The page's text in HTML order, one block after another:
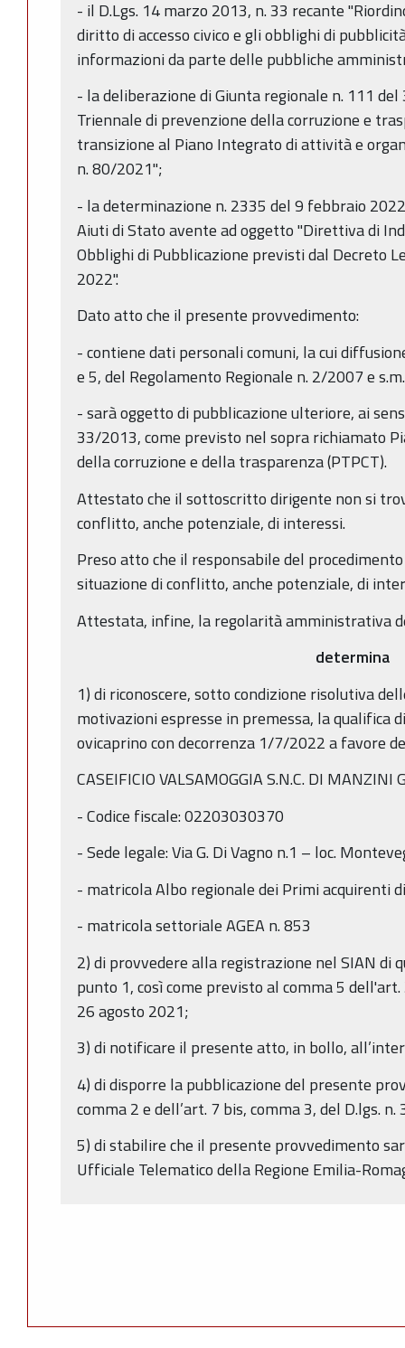
- il D.Lgs. 14 marzo 2013, n. 33 recante
diritto di accesso civico e gli obblighi di
informazioni da parte delle pubbliche
- la deliberazione di Giunta regionale n. 111
Triennale di prevenzione della corruzione e
transizione al Piano Integrato di attività e
n. 80/2021";
- la determinazione n. 2335 del 9 febbraio
Aiuti di Stato avente ad oggetto "Direttiva di
Obblighi di Pubblicazione previsti dal Decreto
2022".
Dato atto che il presente provvedimento:
- contiene dati personali comuni, la cui
e 5, del Regolamento Regionale n. 2/2007 e
- sarà oggetto di pubblicazione ulteriore, ai
33/2013, come previsto nel sopra richiamato
della corruzione e della trasparenza (PTPCT).
Attestato che il sottoscritto dirigente non si
conflitto, anche potenziale, di interessi.
Preso atto che il responsabile del
situazione di conflitto, anche potenziale, di
Attestata, infine, la regolarità amministrativa
determina
1) di riconoscere, sotto condizione risolutiva
motivazioni espresse in premessa, la qualifica
ovicaprino con decorrenza 1/7/2022 a favore
CASEIFICIO VALSAMOGGIA S.N.C. DI MANZINI
- Codice fiscale: 02203030370
- Sede legale: Via G. Di Vagno n.1 – loc.
- matricola Albo regionale dei Primi acquirenti
- matricola settoriale AGEA n. 853
2) di provvedere alla registrazione nel SIAN di
punto 1, così come previsto al comma 5
26 agosto 2021;
3) di notificare il presente atto, in bollo,
4) di disporre la pubblicazione del presente
comma 2 e dell’art. 7 bis, comma 3, del D.lgs.
5) di stabilire che il presente provvedimento
Ufficiale Telematico della Regione Emilia-